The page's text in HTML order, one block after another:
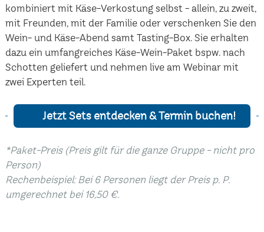
kombiniert mit Käse-Verkostung selbst - allein, zu zweit,
mit Freunden, mit der Familie oder verschenken Sie den
Wein- und Käse-Abend samt Tasting-Box. Sie erhalten
dazu ein umfangreiches Käse-Wein-Paket bspw. nach
Schotten geliefert und nehmen live am Webinar mit
zwei Experten teil.
Jetzt Sets entdecken & Termin buchen!
*Paket-Preis (Preis gilt für die ganze Gruppe - nicht pro
Person)
Rechenbeispiel: Bei 6 Personen liegt der Preis p. P.
umgerechnet bei 16,50 €.